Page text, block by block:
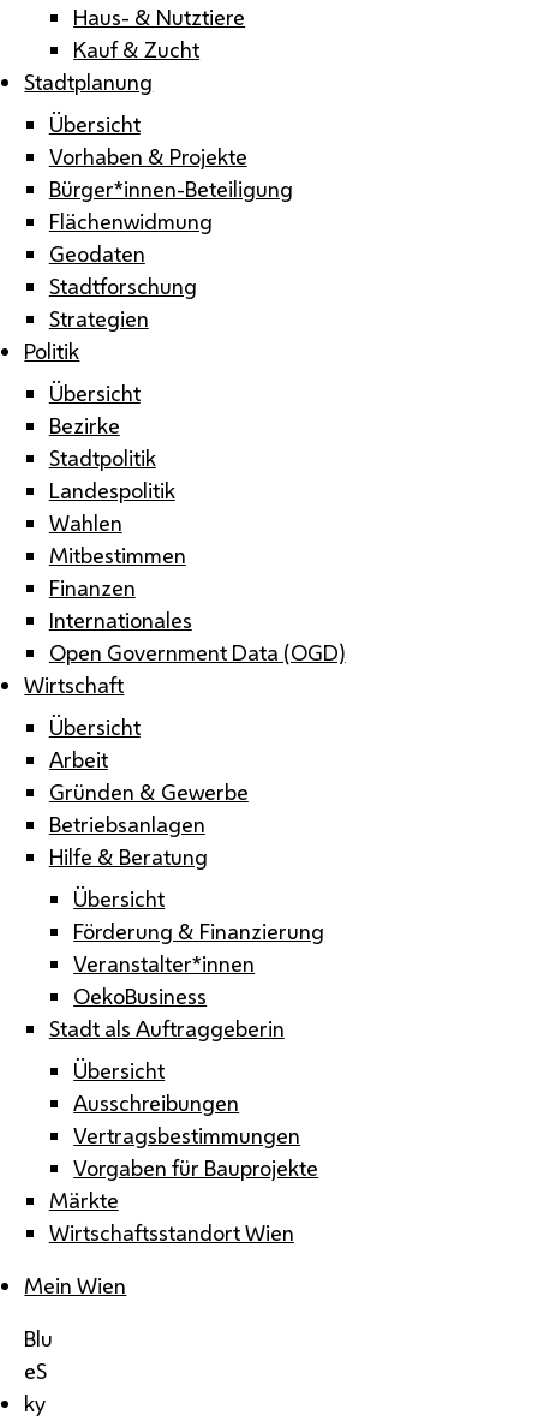
Haus- & Nutztiere
Kauf & Zucht
Stadtplanung
Übersicht
Vorhaben & Projekte
Bürger*innen-Beteiligung
Flächenwidmung
Geodaten
Stadtforschung
Strategien
Politik
Übersicht
Bezirke
Stadtpolitik
Landespolitik
Wahlen
Mitbestimmen
Finanzen
Internationales
Open Government Data (OGD)
Wirtschaft
Übersicht
Arbeit
Gründen & Gewerbe
Betriebsanlagen
Hilfe & Beratung
Übersicht
Förderung & Finanzierung
Veranstalter*innen
OekoBusiness
Stadt als Auftraggeberin
Übersicht
Ausschreibungen
Vertragsbestimmungen
Vorgaben für Bauprojekte
Märkte
Wirtschaftsstandort Wien
Mein Wien
Blu
eS
ky